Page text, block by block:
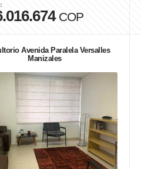
COP
Avenida Paralela Versalles
Manizales